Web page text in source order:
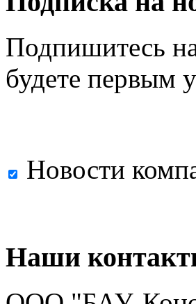
Подпишитесь
будете первым
Новости
Наши